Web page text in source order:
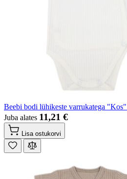
Beebi bodi lühikeste varrukatega
Juba alates 11,21 €
Lisa ostukorvi